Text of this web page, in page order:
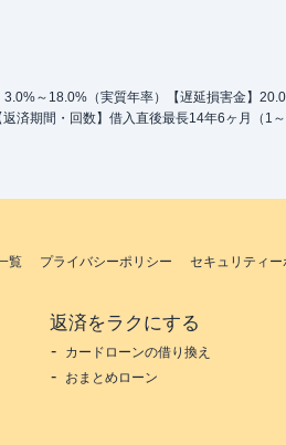
～18.0%（実質年率）【遅延損害金】
済期間・回数】借入直後最長14年6ヶ月（1
覧 プライバシーポリシー セキュリティー
返済をラクにする
カードローンの借り換え
おまとめローン